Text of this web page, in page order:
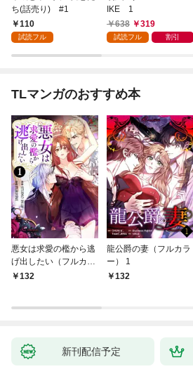
ち(話売り) #1
110
試読フル
IKE 1
638
319
試読フル 割引
TLマンガのおすすめ本
悪女は求愛の檻から逃
げ出したい（フルカラ
ー） 1
132
龍公爵の妻（フルカラ
ー） 1
132
新刊配信予定